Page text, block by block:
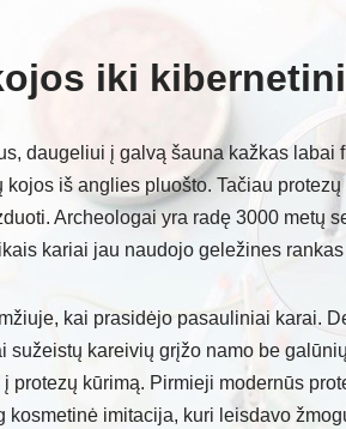
iki
daugeliui į galvą šauna kažkas labai
iš anglies pluošto. Tačiau
Archeologai yra radę 3000 metų
kariai jau naudojo geležines
kai prasidėjo pasauliniai karai.
sužeistų kareivių grįžo namo be
protezų kūrimą. Pirmieji modernūs
imitacija, kuri leisdavo